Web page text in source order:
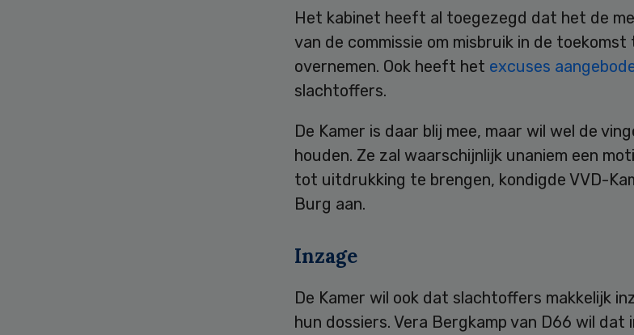
Het kabinet heeft al toegezegd dat het de
van de commissie om misbruik in de toekomst
overnemen. Ook heeft het excuses
slachtoffers.
De Kamer is daar blij mee, maar wil wel de
houden. Ze zal waarschijnlijk unaniem een
tot uitdrukking te brengen, kondigde VVD-
Burg aan.
Inzage
De Kamer wil ook dat slachtoffers makkelijk
hun dossiers. Vera Bergkamp van D66 wil dat